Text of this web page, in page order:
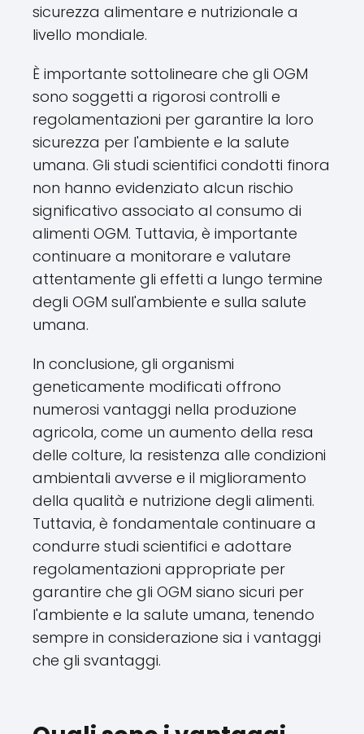
sicurezza alimentare e nutrizionale a
livello mondiale.
È importante sottolineare che gli OGM
sono soggetti a rigorosi controlli e
regolamentazioni per garantire la loro
sicurezza per l'ambiente e la salute
umana. Gli studi scientifici condotti finora
non hanno evidenziato alcun rischio
significativo associato al consumo di
alimenti OGM. Tuttavia, è importante
continuare a monitorare e valutare
attentamente gli effetti a lungo termine
degli OGM sull'ambiente e sulla salute
umana.
In conclusione, gli organismi
geneticamente modificati offrono
numerosi vantaggi nella produzione
agricola, come un aumento della resa
delle colture, la resistenza alle condizioni
ambientali avverse e il miglioramento
della qualità e nutrizione degli alimenti.
Tuttavia, è fondamentale continuare a
condurre studi scientifici e adottare
regolamentazioni appropriate per
garantire che gli OGM siano sicuri per
l'ambiente e la salute umana, tenendo
sempre in considerazione sia i vantaggi
che gli svantaggi.